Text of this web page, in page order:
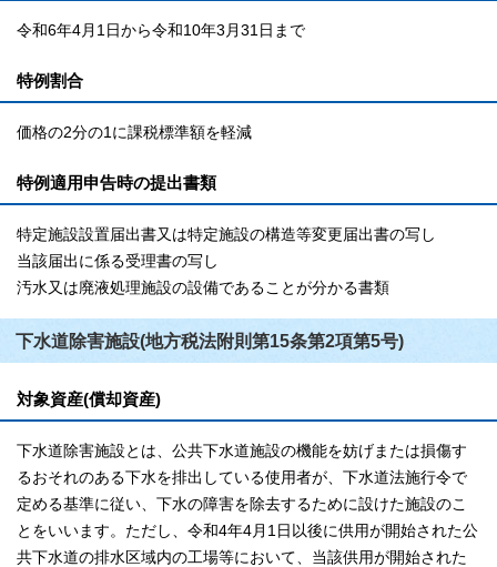
令和6年4月1日から令和10年3月31日まで
特例割合
価格の2分の1に課税標準額を軽減
特例適用申告時の提出書類
特定施設設置届出書又は特定施設の構造等変更届出書の写し
当該届出に係る受理書の写し
汚水又は廃液処理施設の設備であることが分かる書類
下水道除害施設(地方税法附則第15条第2項第5号)
対象資産(償却資産)
下水道除害施設とは、公共下水道施設の機能を妨げまたは損傷す
るおそれのある下水を排出している使用者が、下水道法施行令で
定める基準に従い、下水の障害を除去するために設けた施設のこ
とをいいます。ただし、令和4年4月1日以後に供用が開始された公
共下水道の排水区域内の工場等において、当該供用が開始された